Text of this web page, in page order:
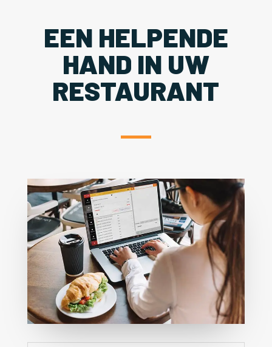
EEN HELPENDE
HAND IN UW
RESTAURANT